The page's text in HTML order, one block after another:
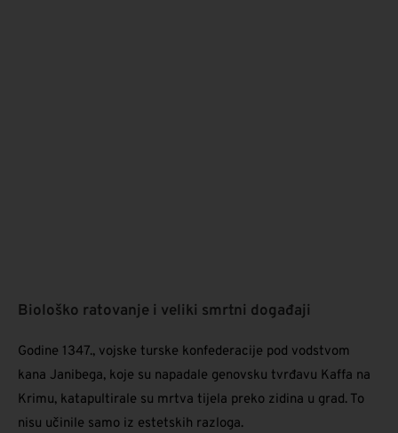
Biološko ratovanje i veliki smrtni događaji
Godine 1347., vojske turske konfederacije pod vodstvom
kana Janibega, koje su napadale genovsku tvrđavu Kaffa na
Krimu, katapultirale su mrtva tijela preko zidina u grad. To
nisu učinile samo iz estetskih razloga.